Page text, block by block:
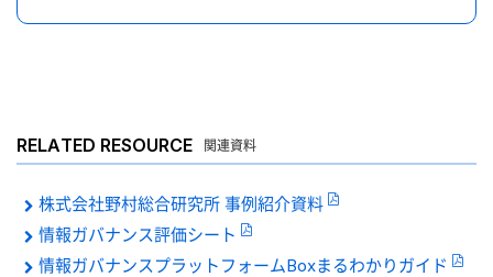
RELATED RESOURCE 関連資料
株式会社野村総合研究所 事例紹介資料
情報ガバナンス評価シート
情報ガバナンスプラットフォームBoxまるわかりガイド